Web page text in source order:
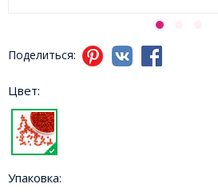
Поделиться:
Цвет:
Упаковка: